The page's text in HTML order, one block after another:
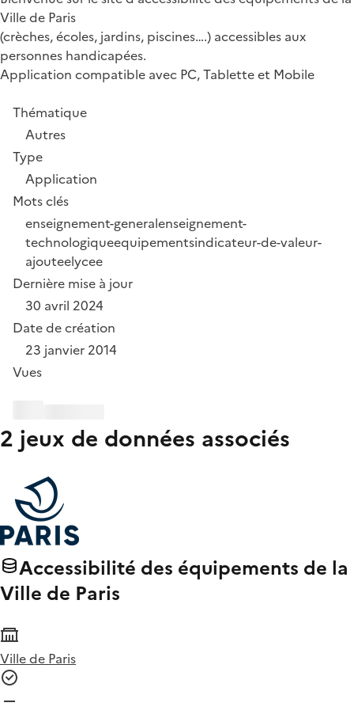
Ville de Paris
(crèches, écoles, jardins, piscines….) accessibles aux
personnes handicapées.
Application compatible avec PC, Tablette et Mobile
Thématique
Autres
Type
Application
Mots clés
enseignement-generalenseignement-
technologiqueequipementsindicateur-de-valeur-
ajouteelycee
Dernière mise à jour
30 avril 2024
Date de création
23 janvier 2014
Vues
2 jeux de données associés
Accessibilité des équipements de la
Ville de Paris
Ville de Paris